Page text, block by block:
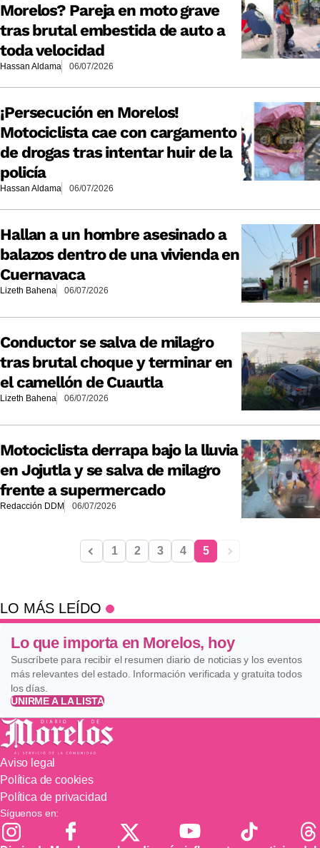
Morelos? Pareja en moto grave
tras brutal embestida de auto a
toda velocidad
Hassan Aldama 06/07/2026
¡Persecución en Morelos!
Motociclista cae con cargamento
de drogas tras intentar huir de la
policía
Hassan Aldama 06/07/2026
Hallan a un hombre asesinado a
balazos dentro de una vivienda en
Cuernavaca
Lizeth Bahena 06/07/2026
Conductor se salva de milagro
tras brutal choque y terminar en
el camellón de Cuautla
Lizeth Bahena 06/07/2026
Motociclista derrapa bajo la lluvia
en Jojutla y se salva de milagro
frente a supermercado
Redacción DDM 06/07/2026
1 2 3 4 5
LO MÁS LEÍDO
Lo que importa en Morelos, hoy
Suscríbete para recibir el resumen diario de noticias y los eventos
más relevantes del estado. Información verificada y gratuita todos
los días.
UNIRME A LA LISTA
Aviso legal
Política de cookies
Política de privacidad
Síguenos en: